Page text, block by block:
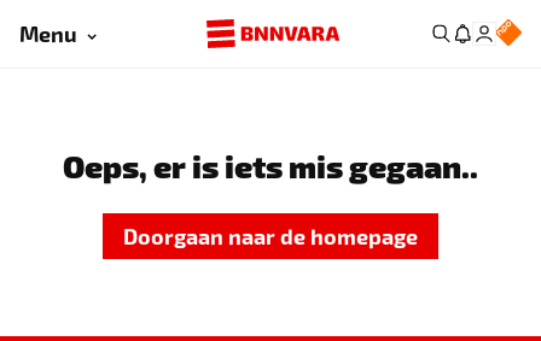
Menu
Oeps, er is iets mis gegaan..
Doorgaan naar de homepage